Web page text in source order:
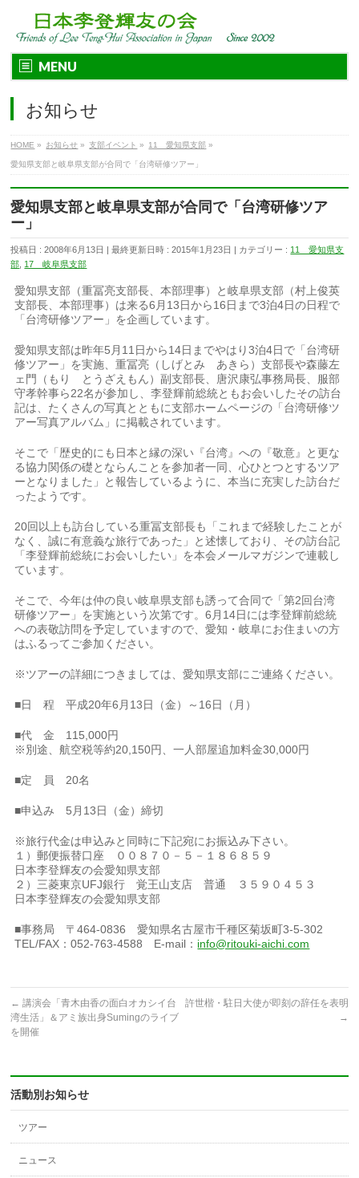
MENU
お知らせ
HOME » お知らせ » 支部イベント » 11 愛知県支部 »
愛知県支部と岐阜県支部が合同で「台湾研修ツアー」
愛知県支部と岐阜県支部が合同で「台湾研修ツア
ー」
投稿日 : 2008年6月13日 最終更新日時 : 2015年1月23日 カテゴリー : 11 愛知県支
部 17 岐阜県支部
愛知県支部（重冨亮支部長、本部理事）と岐阜県支部（村上俊英
支部長、本部理事）は来る6月13日から16日まで3泊4日の日程で
「台湾研修ツアー」を企画しています。
愛知県支部は昨年5月11日から14日までやはり3泊4日で「台湾研
修ツアー」を実施、重冨亮（しげとみ あきら）支部長や森藤左
ェ門（もり とうざえもん）副支部長、唐沢康弘事務局長、服部
守孝幹事ら22名が参加し、李登輝前総統ともお会いしたその訪台
記は、たくさんの写真とともに支部ホームページの「台湾研修ツ
アー写真アルバム」に掲載されています。
そこで「歴史的にも日本と縁の深い『台湾』への『敬意』と更な
る協力関係の礎とならんことを参加者一同、心ひとつとするツア
ーとなりました」と報告しているように、本当に充実した訪台だ
ったようです。
20回以上も訪台している重冨支部長も「これまで経験したことが
なく、誠に有意義な旅行であった」と述懐しており、その訪台記
「李登輝前総統にお会いしたい」を本会メールマガジンで連載し
ています。
そこで、今年は仲の良い岐阜県支部も誘って合同で「第2回台湾
研修ツアー」を実施という次第です。6月14日には李登輝前総統
への表敬訪問を予定していますので、愛知・岐阜にお住まいの方
はふるってご参加ください。
※ツアーの詳細につきましては、愛知県支部にご連絡ください。
■日 程 平成20年6月13日（金）～16日（月）
■代 金 115,000円
※別途、航空税等約20,150円、一人部屋追加料金30,000円
■定 員 20名
■申込み 5月13日（金）締切
※旅行代金は申込みと同時に下記宛にお振込み下さい。
１）郵便振替口座 ００８７０－５－１８６８５９
日本李登輝友の会愛知県支部
２）三菱東京UFJ銀行 覚王山支店 普通 ３５９０４５３
日本李登輝友の会愛知県支部
■事務局 〒464-0836 愛知県名古屋市千種区菊坂町3-5-302
TEL/FAX：052-763-4588 E-mail： info@ritouki-aichi.com
← 講演会「青木由香の面白オカシイ台
湾生活」＆アミ族出身Sumingのライブ
を開催
許世楷・駐日大使が即刻の辞任を表明
→
活動別お知らせ
ツアー
ニュース